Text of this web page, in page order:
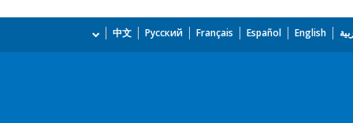
English
Español
Français
Русский
中文